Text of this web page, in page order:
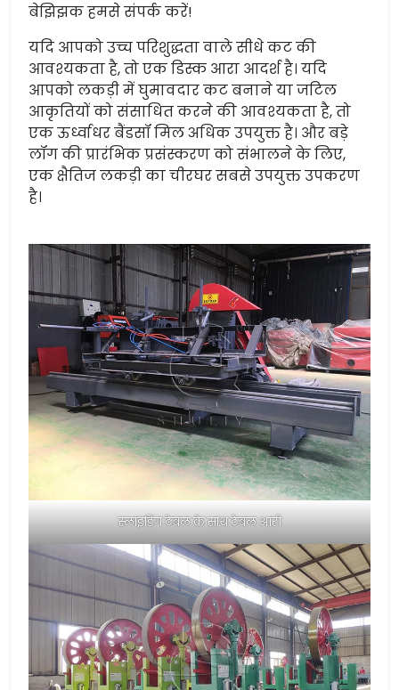
बेझिझक हमसे संपर्क करें!
यदि आपको उच्च परिशुद्धता वाले सीधे कट की
आवश्यकता है, तो एक डिस्क आरा आदर्श है। यदि
आपको लकड़ी में घुमावदार कट बनाने या जटिल
आकृतियों को संसाधित करने की आवश्यकता है, तो
एक ऊर्ध्वाधर बैंडसॉ मिल अधिक उपयुक्त है। और बड़े
लॉग की प्रारंभिक प्रसंस्करण को संभालने के लिए,
एक क्षैतिज लकड़ी का चीरघर सबसे उपयुक्त उपकरण
है।
स्लाइडिंग टेबल के साथ टेबल आरी